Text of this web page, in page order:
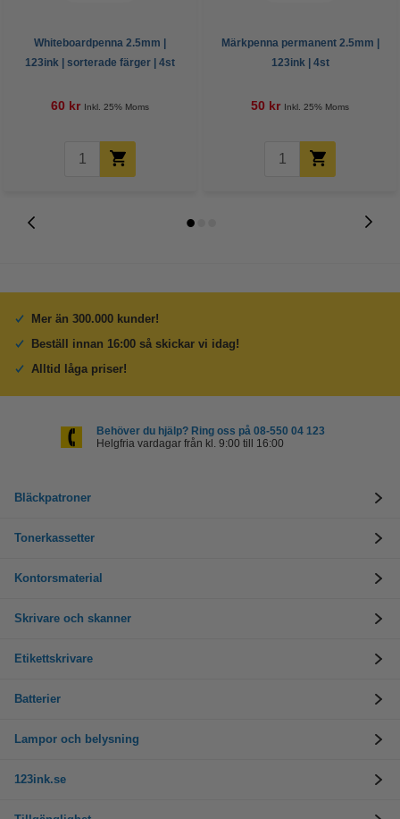
Whiteboardpenna 2.5mm |
123ink | sorterade färger | 4st
60 kr Inkl. 25% Moms
Märkpenna permanent 2.5mm |
123ink | 4st
50 kr Inkl. 25% Moms
Mer än 300.000 kunder!
Beställ innan 16:00 så skickar vi idag!
Alltid låga priser!
Behöver du hjälp? Ring oss på 08-550 04 123
Helgfria vardagar från kl. 9:00 till 16:00
Bläckpatroner
Tonerkassetter
Kontorsmaterial
Skrivare och skanner
Etikettskrivare
Batterier
Lampor och belysning
123ink.se